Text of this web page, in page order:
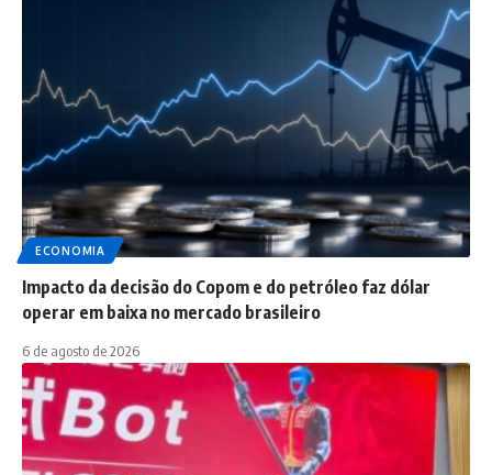
ECONOMIA
Impacto da decisão do Copom e do petróleo faz dólar
operar em baixa no mercado brasileiro
6 de agosto de 2026